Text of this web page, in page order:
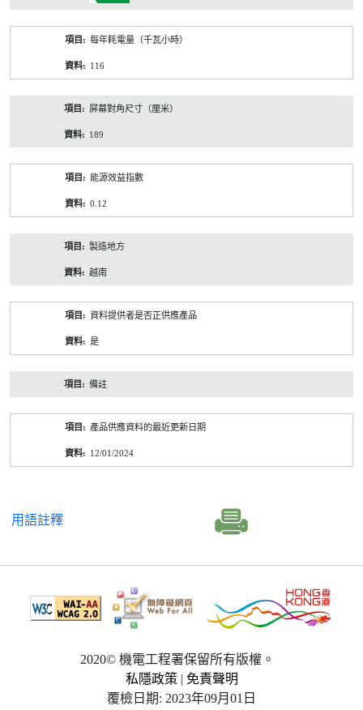
每年耗電量（千瓦小時）
116
屏幕對角尺寸（厘米）
189
能源效益指數
0.12
製造地方
越南
資料提供者是否正供應產品
是
備註
產品供應資料的最近更新日期
12/01/2024
用語註釋
2020© 機電工程署保留所有版權。
私隱政策 | 免責聲明
覆檢日期: 2023年09月01日